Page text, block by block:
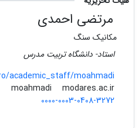
مرتضی احمدی
مکانیک سنگ
استاد- دانشگاه تربیت مدرس
academic_staff/moahmadi
moahmadi
modares.ac.ir
0000-0003-0408-3272